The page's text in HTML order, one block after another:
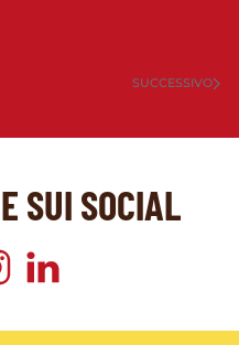
SUCCESSIVO
SUI SOCIAL